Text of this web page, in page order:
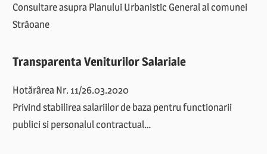
Consultare asupra Planului Urbanistic General al comunei
Străoane
Transparenta Veniturilor Salariale
Hotărârea Nr. 11/26.03.2020
Privind stabilirea salariilor de baza pentru functionarii
publici si personalul contractual…